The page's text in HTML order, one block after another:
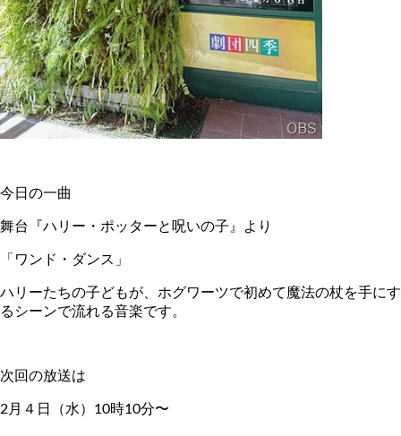
今日の一曲
舞台『ハリー・ポッターと呪いの子』より
「ワンド・ダンス」
ハリーたちの子どもが、ホグワーツで初めて魔法の杖を手にす
るシーンで流れる音楽です。
次回の放送は
2月４日（水） 10時10分〜